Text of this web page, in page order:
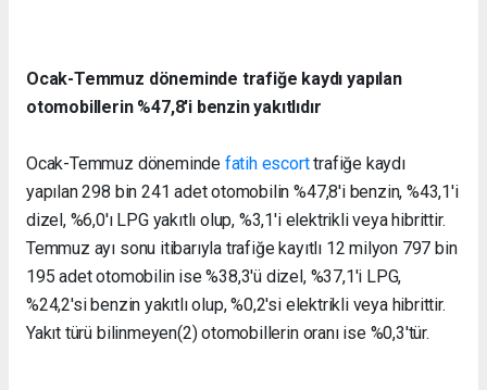
Ocak-Temmuz döneminde trafiğe kaydı yapılan
otomobillerin %47,8'i benzin yakıtlıdır
Ocak-Temmuz döneminde fatih escorttrafiğe kaydı
yapılan 298 bin 241 adet otomobilin %47,8'i benzin, %43,1'i
dizel, %6,0'ı LPG yakıtlı olup, %3,1'i elektrikli veya hibrittir.
Temmuz ayı sonu itibarıyla trafiğe kayıtlı 12 milyon 797 bin
195 adet otomobilin ise %38,3'ü dizel, %37,1'i LPG,
%24,2'si benzin yakıtlı olup, %0,2'si elektrikli veya hibrittir.
Yakıt türü bilinmeyen(2) otomobillerin oranı ise %0,3'tür.